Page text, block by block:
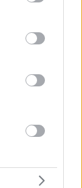
tags to
Google